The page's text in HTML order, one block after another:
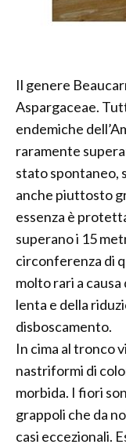
Il genere
Aspargaceae.
endemiche
raramente
stato spontaneo,
anche piuttosto
essenza è
superano i 15
circonferenza di
molto rari a
lenta e della
disboscamento.
In cima al tronco
nastriformi di
morbida. I fiori
grappoli che da
casi eccezionali.